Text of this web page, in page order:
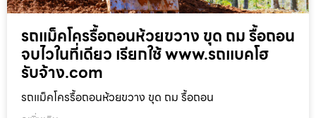
รถแม็คโครรื้อถอนห้วยขวาง ขุด ถม รื้อถอน
จบไวในที่เดียว เรียกใช้ www.รถแบคโฮ
รับจ้าง.com
รถแม็คโครรื้อถอนห้วยขวาง ขุด ถม รื้อถอน